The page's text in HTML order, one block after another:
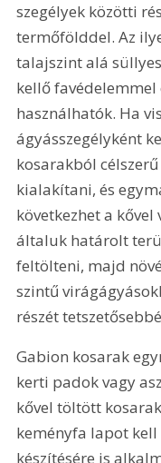
szegélyek közötti
termőfölddel. Az
talajszint alá
kellő
használhatók. Ha
ágyásszegélyként
kosarakból
kialakítani, és
következhet a
általuk határolt
feltölteni, majd
szintű
részét
Gabion kosarak
kerti padok vagy
kővel töltött
keményfa lapot
készítésére is